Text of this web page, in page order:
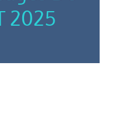
2025